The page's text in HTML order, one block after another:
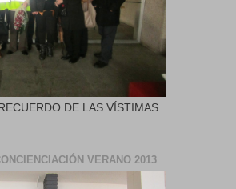
DE LAS VÍSTIMAS
VERANO 2013